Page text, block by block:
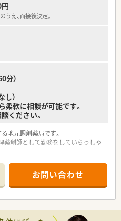
え、面接後決定。
分）
し）
軟に相談が可能です。
ください。
地元調剤薬局です。
剤師として勤務をしていらっしゃ
円までご相談可能です！
お問い合わせ